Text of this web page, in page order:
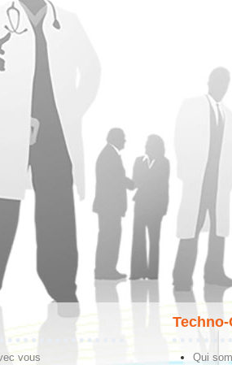
vous Qui